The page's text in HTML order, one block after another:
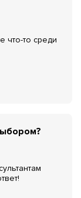
что-то среди